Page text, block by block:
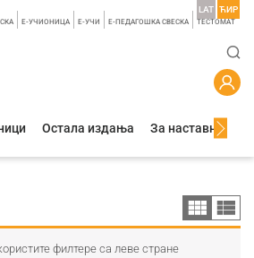
E-УЧИОНИЦА E-УЧИ Е-ПЕДАГОШКА СВЕСКА TЕСТОМАТ
LAT ЋИР
Остала издања За наставнике
филтере са леве стране